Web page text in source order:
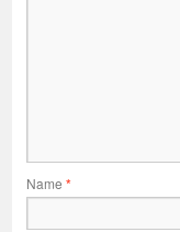
Name *